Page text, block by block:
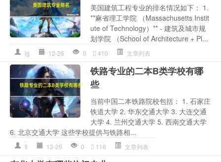
美国建筑工程专业的排名情况如下： 1.
**麻省理工学院 （Massachusetts Instit
ute of Technology）** - 建筑及城市规
划学院 （School of Architecture + Pl...
lg 12-26 0 410 文章列表
铁路专业的二本B类学校有哪
些
当前中国二本铁路院校包括： 1. 石家庄
铁道大学 2. 华东交通大学 3. 大连交通
大学 4. 兰州交通大学 5. 西南交通大学
6. 北京交通大学 这些学校提供与铁路相...
tl 12-25 0 116 文章列表